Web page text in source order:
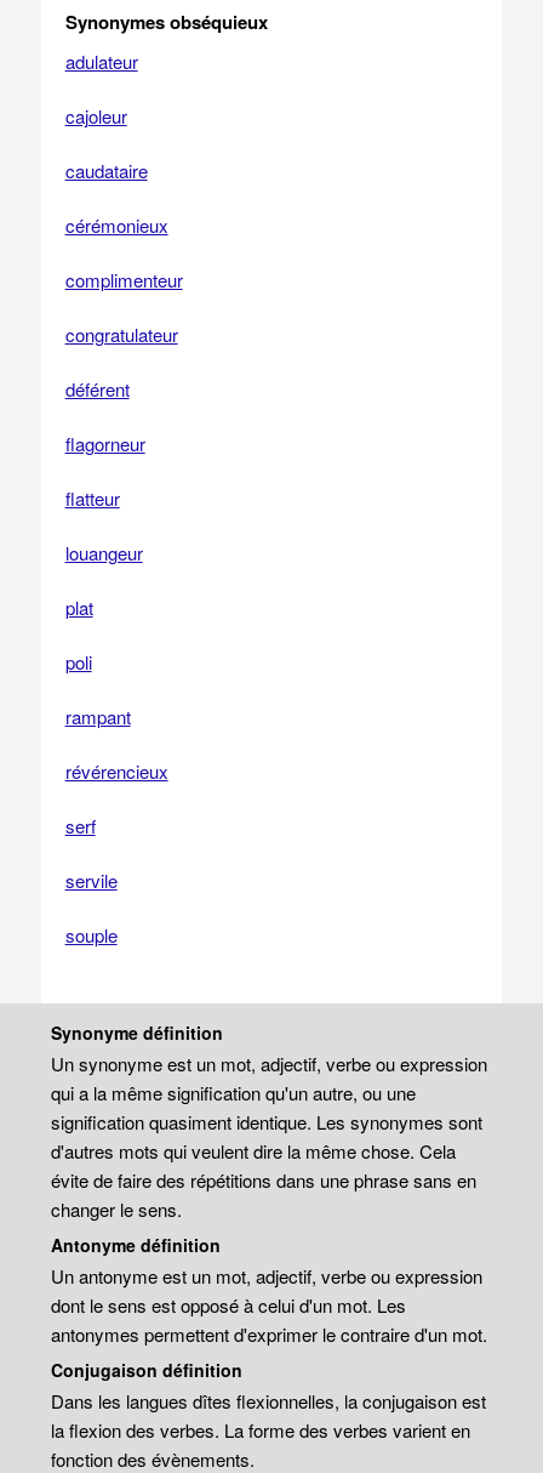
Synonymes obséquieux
adulateur
cajoleur
caudataire
cérémonieux
complimenteur
congratulateur
déférent
flagorneur
flatteur
louangeur
plat
poli
rampant
révérencieux
serf
servile
souple
Synonyme définition
Un synonyme est un mot, adjectif, verbe ou expression
qui a la même signification qu'un autre, ou une
signification quasiment identique. Les synonymes sont
d'autres mots qui veulent dire la même chose. Cela
évite de faire des répétitions dans une phrase sans en
changer le sens.
Antonyme définition
Un antonyme est un mot, adjectif, verbe ou expression
dont le sens est opposé à celui d'un mot. Les
antonymes permettent d'exprimer le contraire d'un mot.
Conjugaison définition
Dans les langues dîtes flexionnelles, la conjugaison est
la flexion des verbes. La forme des verbes varient en
fonction des évènements.